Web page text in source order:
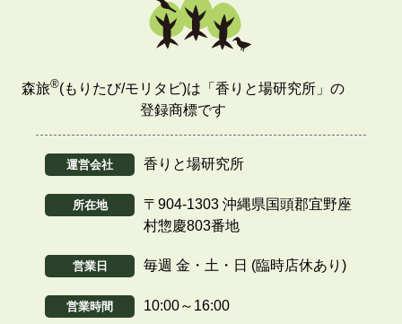
森旅®(もりたび/モリタビ)は「香りと場研究所」の
登録商標です
運営会社 香りと場研究所
所在地
〒904-1303 沖縄県国頭郡宜野座
村惣慶803番地
営業日 毎週 金・土・日 (臨時店休あり)
営業時間 10:00～16:00